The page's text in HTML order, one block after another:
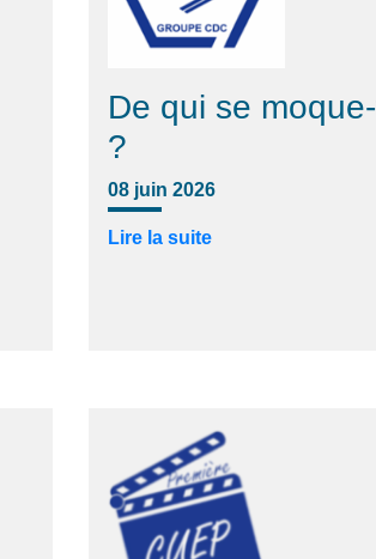
De qui se
?
08 juin 2026
Lire la suite